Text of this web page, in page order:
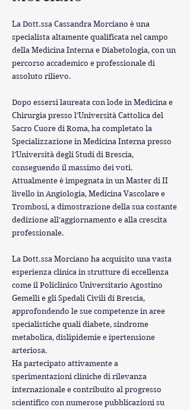
La Dott.ssa Cassandra Morciano è una
specialista altamente qualificata nel campo
della Medicina Interna e Diabetologia, con un
percorso accademico e professionale di
assoluto rilievo.
Dopo essersi laureata con lode in Medicina e
Chirurgia presso l’Università Cattolica del
Sacro Cuore di Roma, ha completato la
Specializzazione in Medicina Interna presso
l’Università degli Studi di Brescia,
conseguendo il massimo dei voti.
Attualmente è impegnata in un Master di II
livello in Angiologia, Medicina Vascolare e
Trombosi, a dimostrazione della sua costante
dedizione all’aggiornamento e alla crescita
professionale.
La Dott.ssa Morciano ha acquisito una vasta
esperienza clinica in strutture di eccellenza
come il Policlinico Universitario Agostino
Gemelli e gli Spedali Civili di Brescia,
approfondendo le sue competenze in aree
specialistiche quali diabete, sindrome
metabolica, dislipidemie e ipertensione
arteriosa.
Ha partecipato attivamente a
sperimentazioni cliniche di rilevanza
internazionale e contribuito al progresso
scientifico con numerose pubblicazioni su